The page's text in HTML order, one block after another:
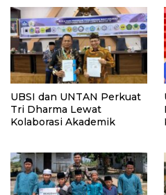
UBSI dan UNTAN Perkuat
Tri Dharma Lewat
Kolaborasi Akademik